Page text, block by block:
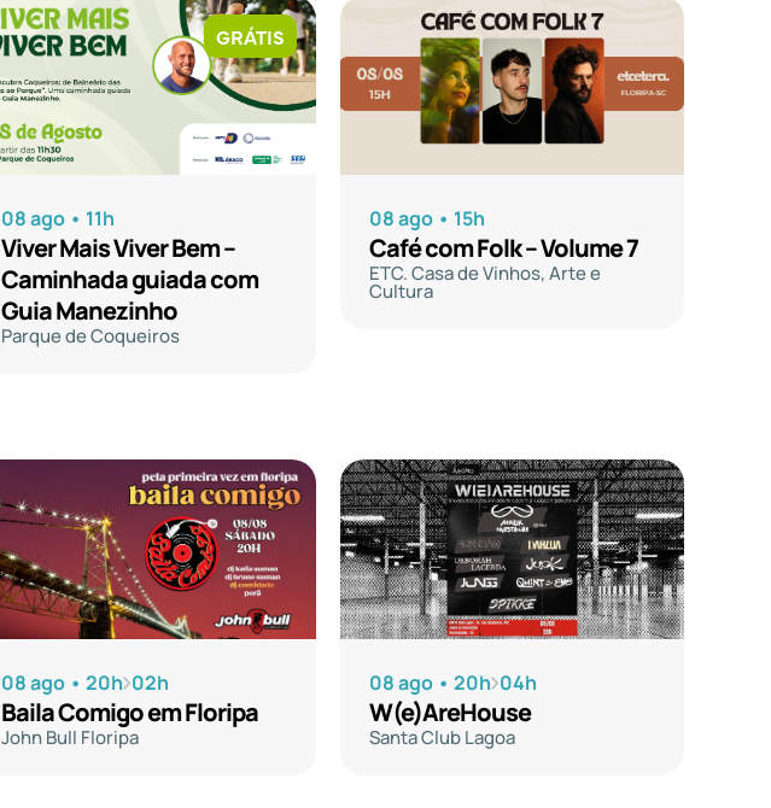
GRÁTIS
08 ago • 11h
Viver Mais Viver Bem –
Caminhada guiada com
Guia Manezinho
Parque de Coqueiros
08 ago • 15h
Café com Folk – Volume 7
ETC. Casa de Vinhos, Arte e
Cultura
08 ago • 20h 02h
Baila Comigo em Floripa
John Bull Floripa
08 ago • 20h 04h
W(e)AreHouse
Santa Club Lagoa